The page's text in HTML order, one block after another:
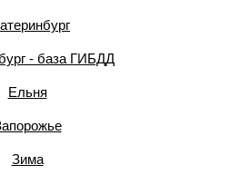
- база ГИБДД
Ельня
Зима